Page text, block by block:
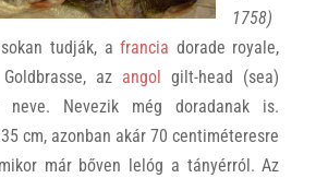
1758)
tudják, afrancia dorade royale,
Goldbrasse, az angol gilt-head (sea)
neve. Nevezik még doradanak is.
cm, azonban akár 70 centiméteresre
már bőven lelóg a tányérról. Az